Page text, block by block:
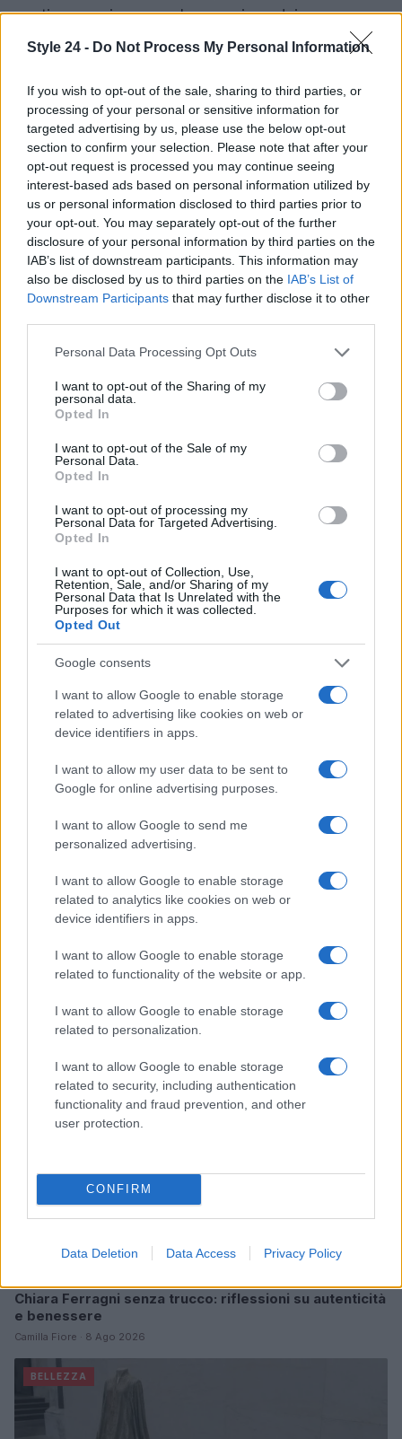
Style 24 - Do Not Process My Personal Information
If you wish to opt-out of the sale, sharing to third parties, or
processing of your personal or sensitive information for
targeted advertising by us, please use the below opt-out
section to confirm your selection. Please note that after your
opt-out request is processed you may continue seeing
interest-based ads based on personal information utilized by
us or personal information disclosed to third parties prior to
your opt-out. You may separately opt-out of the further
disclosure of your personal information by third parties on the
IAB’s list of downstream participants. This information may
also be disclosed by us to third parties on the IAB’s List of
Downstream Participants that may further disclose it to other
Please note that this website/app uses one or more Google
not limited to your visit or usage behaviour. You may click to
grant or deny consent to Google and its third-party tags to
use your data for below specified purposes in below Google
consent section.
Personal Data Processing Opt Outs
I want to opt-out of the Sharing of my
personal data.
Opted In
I want to opt-out of the Sale of my
Personal Data.
Opted In
I want to opt-out of processing my
Personal Data for Targeted Advertising.
Opted In
I want to opt-out of Collection, Use,
Retention, Sale, and/or Sharing of my
Personal Data that Is Unrelated with the
Purposes for which it was collected.
Opted Out
Google consents
I want to allow Google to enable storage
related to advertising like cookies on web or
device identifiers in apps.
I want to allow my user data to be sent to
Google for online advertising purposes.
I want to allow Google to send me
personalized advertising.
I want to allow Google to enable storage
related to analytics like cookies on web or
device identifiers in apps.
I want to allow Google to enable storage
related to functionality of the website or app.
I want to allow Google to enable storage
related to personalization.
I want to allow Google to enable storage
related to security, including authentication
functionality and fraud prevention, and other
user protection.
CONFIRM
Data Deletion Data Access Privacy Policy
continuare a innovare. La pressione dei
consumatori e la necessità di proteggere il pianeta
in cui vengono concepiti e prodotti i capi di
abbigliamento.
AUTORE
Staff
Continua a leggere
ALIMENTAZIONE
Ricette di mare estive: primi piatti veloci e ricchi di
Camilla Fiore · 8 Ago 2026
Chiara Ferragni senza trucco: riflessioni su autenticità
e benessere
Camilla Fiore · 8 Ago 2026
BELLEZZA